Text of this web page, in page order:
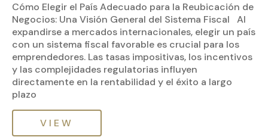
Cómo Elegir el País Adecuado para la Reubicación de
Negocios: Una Visión General del Sistema Fiscal Al
expandirse a mercados internacionales, elegir un país
con un sistema fiscal favorable es crucial para los
emprendedores. Las tasas impositivas, los incentivos
y las complejidades regulatorias influyen
directamente en la rentabilidad y el éxito a largo
plazo
VIEW